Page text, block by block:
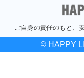
ご自身の責任のもと、
© HAPPY